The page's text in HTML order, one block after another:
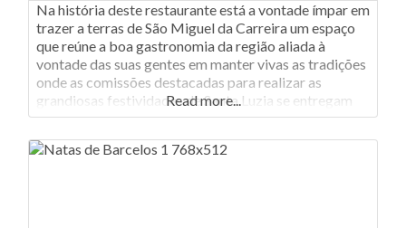
Na história deste restaurante está a vontade ímpar em
trazer a terras de São Miguel da Carreira um espaço
que reúne a boa gastronomia da região aliada à
vontade das suas gentes em manter vivas as tradições
onde as comissões destacadas para realizar as
grandiosas festividades de Santa Luzia se entregam
com grande afinco a esta mui nobre causa. A
Read more...